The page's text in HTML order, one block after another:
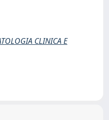
CLINICA E